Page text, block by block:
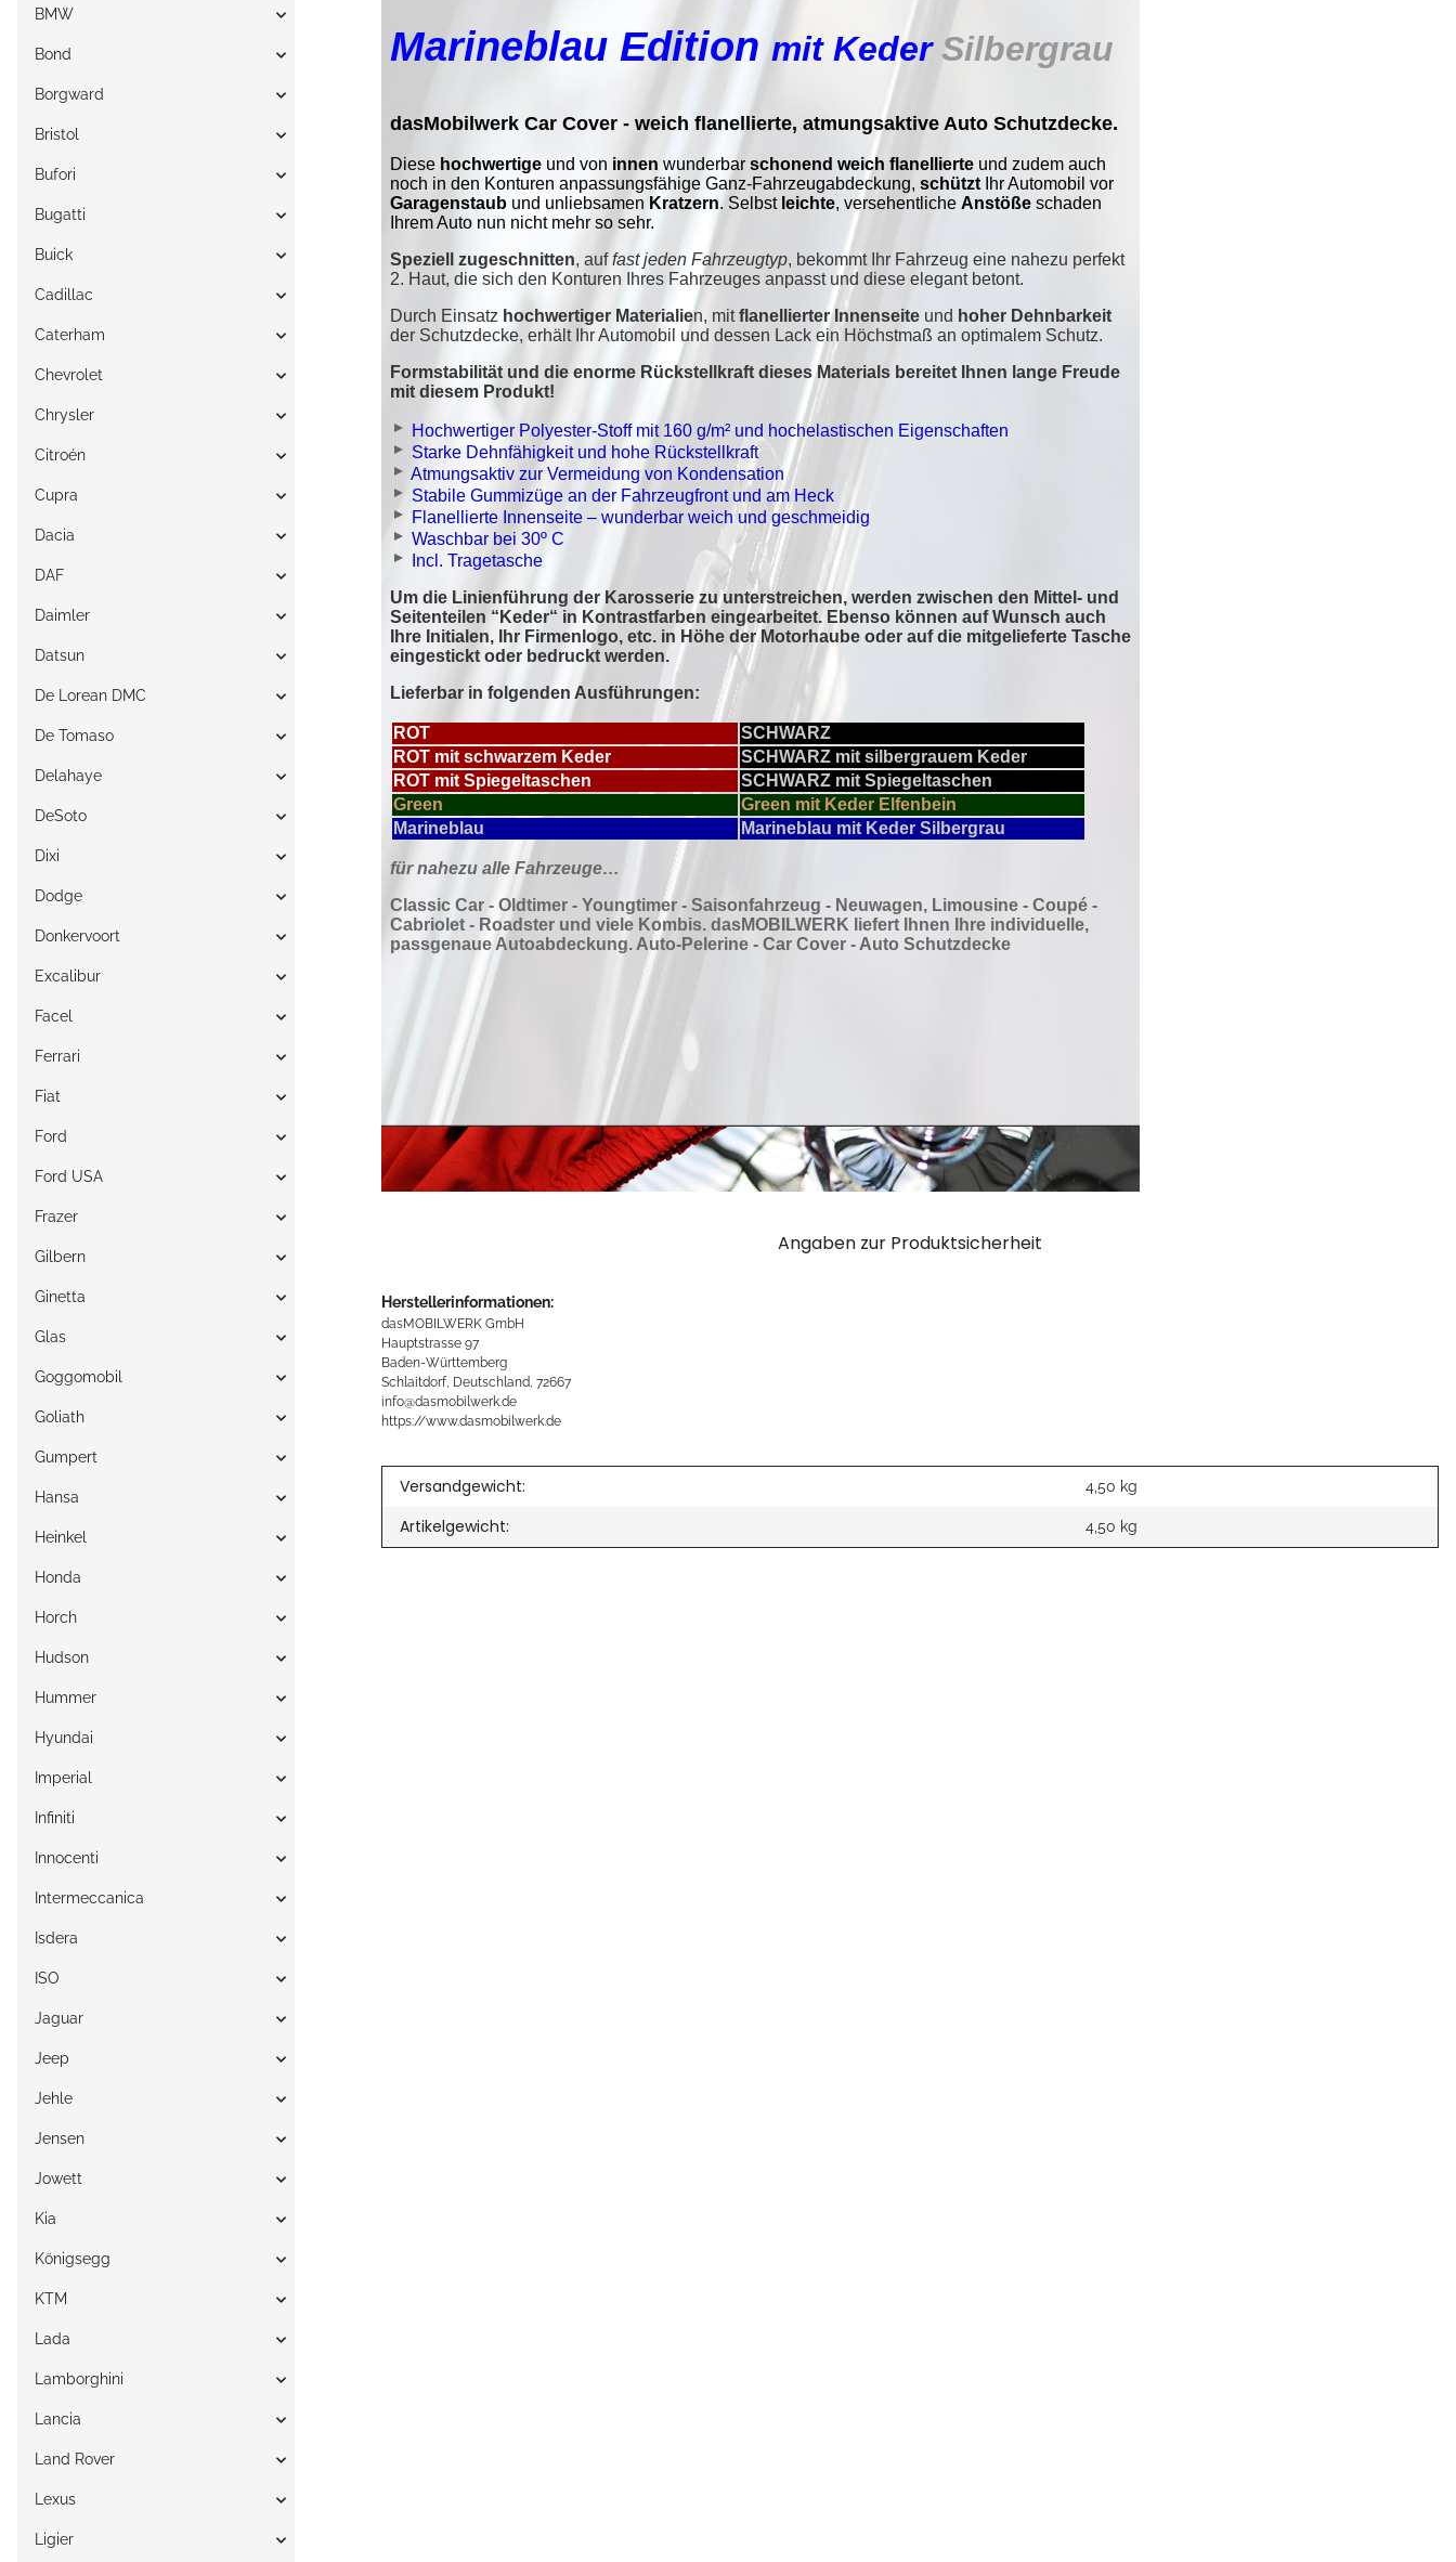
Angaben zur Produktsicherheit
Herstellerinformationen:
dasMOBILWERK GmbH
Hauptstrasse 97
Baden-Württemberg
Schlaitdorf, Deutschland, 72667
info@dasmobilwerk.de
https://www.dasmobilwerk.de
Versandgewicht: 4,50 kg
Artikelgewicht: 4,50 kg
BMW
Bond
Borgward
Bristol
Bufori
Bugatti
Buick
Cadillac
Caterham
Chevrolet
Chrysler
Citroén
Cupra
Dacia
DAF
Daimler
Datsun
De Lorean DMC
De Tomaso
Delahaye
DeSoto
Dixi
Dodge
Donkervoort
Excalibur
Facel
Ferrari
Fiat
Ford
Ford USA
Frazer
Gilbern
Ginetta
Glas
Goggomobil
Goliath
Gumpert
Hansa
Heinkel
Honda
Horch
Hudson
Hummer
Hyundai
Imperial
Infiniti
Innocenti
Intermeccanica
Isdera
ISO
Jaguar
Jeep
Jehle
Jensen
Jowett
Kia
Königsegg
KTM
Lada
Lamborghini
Lancia
Land Rover
Lexus
Ligier